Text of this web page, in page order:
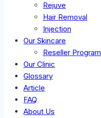
Rejuve
Hair Removal
Injection
Our Skincare
Reseller Program
Our Clinic
Glossary
Article
FAQ
About Us